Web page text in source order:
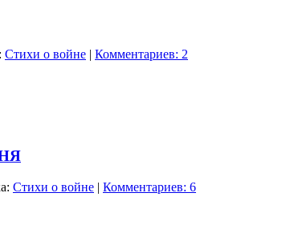
Стихи о войне | Комментариев: 2
Стихи о войне | Комментариев: 6